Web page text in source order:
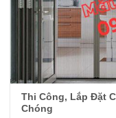
Thi Công, Lắp Đặt
Chóng